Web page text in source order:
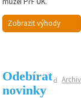
Zobrazit výhody
Archiv
Odebírat
novinky